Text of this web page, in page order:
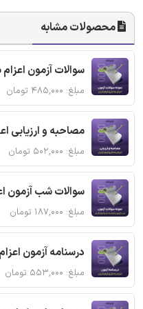
محصولات مشابه
سوالات آزمون
مبلغ: ۴۸۵,۰۰۰ تومان
مصاحبه و ارزیابی
مبلغ: ۵۰۲,۰۰۰ تومان
سوالات شب آزمون
مبلغ: ۱۸۷,۰۰۰ تومان
درسنامه آزمون
مبلغ: ۵۵۳,۰۰۰ تومان